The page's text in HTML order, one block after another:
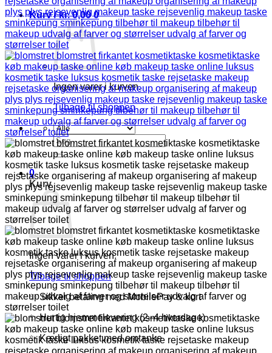
Kurv /kr.0,00 0
Ingen varer i kurven.
Tilbage til shoppen
Søg
efter:
0
Kurv
Ingen varer i kurven.
Tilbage til shoppen
✨ Sikker betaling med MobilePay & kort
✨ Hurtig hjemmelevering (2–4 hverdage)
✨ Kærligt pakket med omtanke